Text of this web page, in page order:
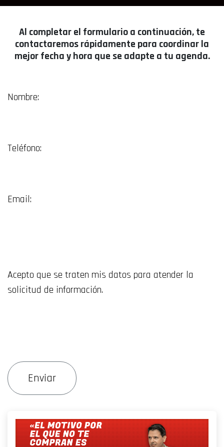
Al completar el formulario a continuación, te
contactaremos rápidamente para coordinar la
mejor fecha y hora que se adapte a tu agenda.
Nombre:
Teléfono:
Email:
Acepto que se traten mis datos para atender la
solicitud de información.
Enviar